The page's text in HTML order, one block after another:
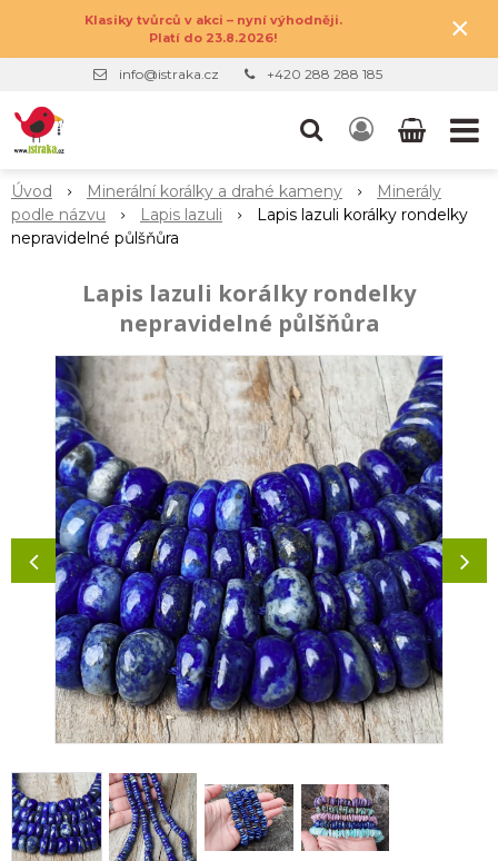
Klasiky tvůrců v akci – nyní výhodněji.
Platí do 23.8.2026!
×
info@istraka.cz +420 288 288 185
Úvod Minerální korálky a drahé kameny
Minerály
podle názvu
Lapis lazuli
Lapis lazuli korálky rondelky
nepravidelné půlšňůra
Lapis lazuli korálky rondelky
nepravidelné půlšňůra